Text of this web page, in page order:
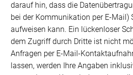
darauf hin, dass die
bei der Kommunikation per E-Mail)
aufweisen kann. Ein lückenloser
dem Zugriff durch Dritte ist nicht
Anfragen per E-Mail-
lassen, werden Ihre Angaben